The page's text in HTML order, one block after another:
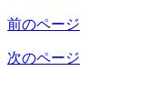
前のページ
次のページ